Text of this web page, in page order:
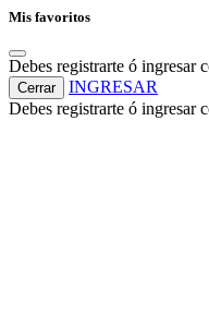
Mis favoritos
Debes registrarte ó ingresar
Cerrar
INGRESAR
Debes registrarte ó ingresar